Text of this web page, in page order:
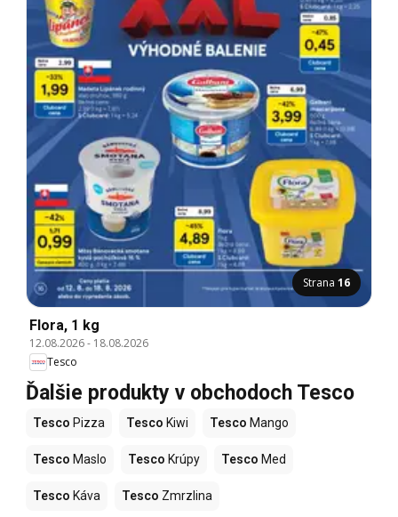
Strana 16
Flora, 1 kg
12.08.2026- 18.08.2026
Tesco
Ďalšie produkty v obchodoch Tesco
Tesco Pizza Tesco Kiwi Tesco Mango
Tesco Maslo Tesco Krúpy Tesco Med
Tesco Káva Tesco Zmrzlina